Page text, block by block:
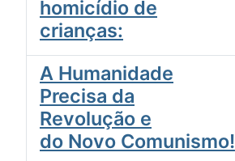
homicídio de
crianças:
A Humanidade
Precisa da
Revolução e
do Novo Comunismo!